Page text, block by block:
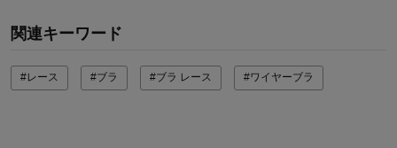
関連キーワード
#レース #ブラ #ブラ レース #ワイヤーブラ